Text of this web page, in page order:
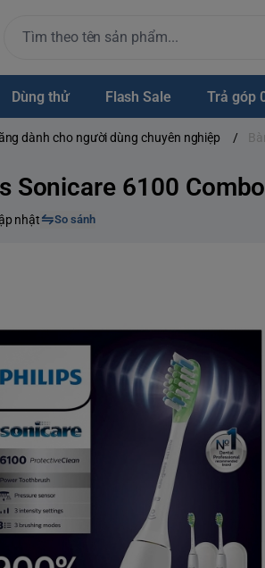
Dùng thử Flash Sale Trả góp
dành cho người dùng chuyên nghiệp /
Sonicare 6100
nhật So sánh